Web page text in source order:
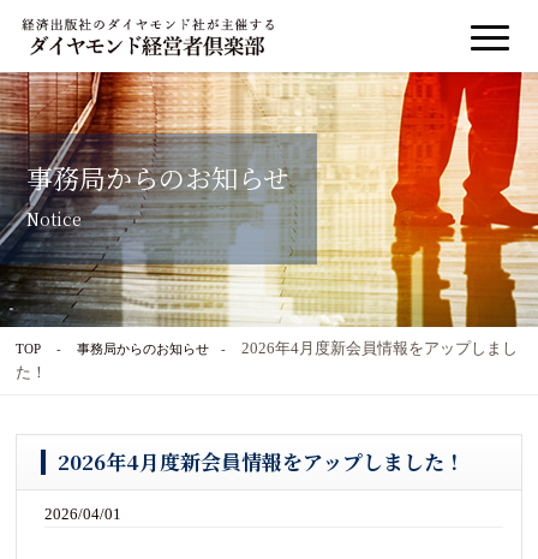
事務局からのお知らせ
Notice
TOP 事務局からのお知らせ
2026年4月度新会員情報をアップしまし
た！
2026年4月度新会員情報をアップしました！
2026/04/01